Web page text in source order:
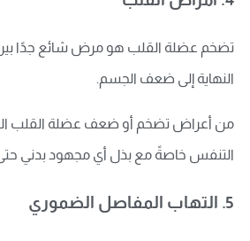
تضخم عضلة القلب هو مرض شائع جدًا
النهاية إلى ضعف الجسم.
من أعراض تضخم أو ضعف عضلة القلب
التنفس خاصةً مع بذل أي مجهود بدني
5. التهاب المفاصل الضموري